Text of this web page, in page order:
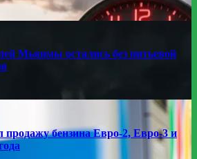
Мьянмы остались без питьевой
бензина Евро-2, Евро-3 и